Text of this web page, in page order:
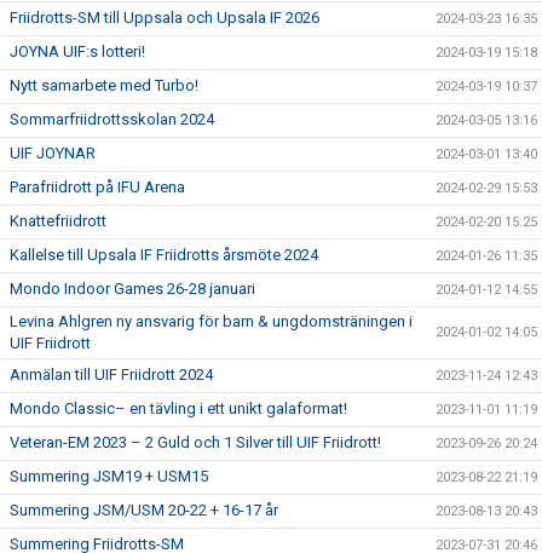
Friidrotts-SM till Uppsala och Upsala IF 2026 2024-03-23 16:35
JOYNA UIF:s lotteri! 2024-03-19 15:18
Nytt samarbete med Turbo! 2024-03-19 10:37
Sommarfriidrottsskolan 2024 2024-03-05 13:16
UIF JOYNAR 2024-03-01 13:40
Parafriidrott på IFU Arena 2024-02-29 15:53
Knattefriidrott 2024-02-20 15:25
Kallelse till Upsala IF Friidrotts årsmöte 2024 2024-01-26 11:35
Mondo Indoor Games 26-28 januari 2024-01-12 14:55
Levina Ahlgren ny ansvarig för barn & ungdomsträningen i
UIF Friidrott
2024-01-02 14:05
Anmälan till UIF Friidrott 2024 2023-11-24 12:43
Mondo Classic– en tävling i ett unikt galaformat! 2023-11-01 11:19
Veteran-EM 2023 – 2 Guld och 1 Silver till UIF Friidrott! 2023-09-26 20:24
Summering JSM19 + USM15 2023-08-22 21:19
Summering JSM/USM 20-22 + 16-17 år 2023-08-13 20:43
Summering Friidrotts-SM 2023-07-31 20:46